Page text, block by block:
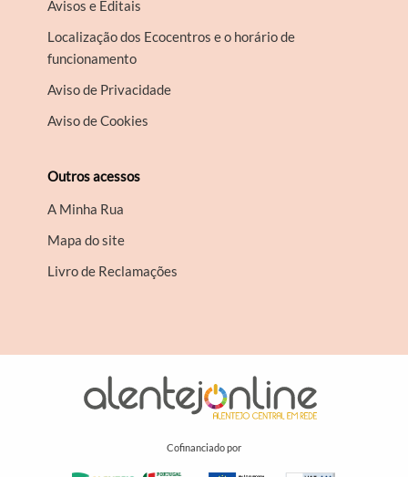
Avisos e Editais
Localização dos Ecocentros e o horário de
funcionamento
Aviso de Privacidade
Aviso de Cookies
Outros acessos
A Minha Rua
Mapa do site
Livro de Reclamações
Cofinanciado por